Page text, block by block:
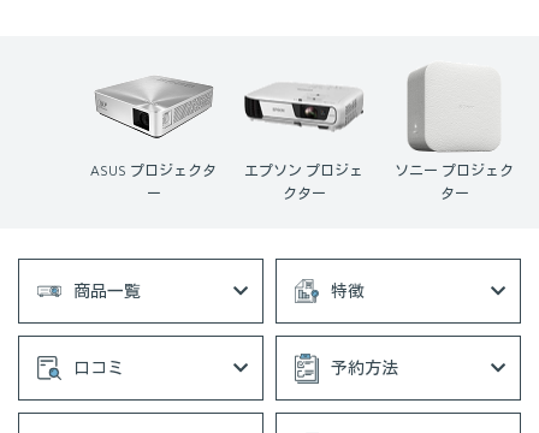
ASUS プロジェクタ
ー
エプソン プロジェ
クター
ソニー プロジェク
ター
商品一覧 特徴
口コミ 予約方法